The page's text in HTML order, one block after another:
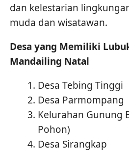
dan kelestarian
muda dan wisatawan.
Desa yang Memiliki
Mandailing Natal
Desa Tebing Tinggi
Desa Parmompang
Kelurahan Gunung
Pohon)
Desa Sirangkap